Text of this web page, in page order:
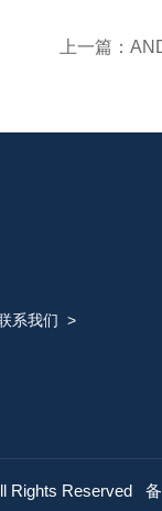
上一篇：
系我们 >
Rights Reserved